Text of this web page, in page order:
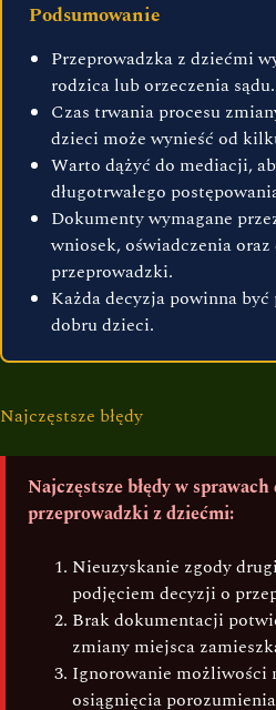
Podsumowanie
Przeprowadzka z dziećmi
rodzica lub orzeczenia sądu.
Czas trwania procesu
dzieci może wynieść od
Warto dążyć do mediacji,
długotrwałego
Dokumenty wymagane
wniosek, oświadczenia
przeprowadzki.
Każda decyzja powinna
dobru dzieci.
Najczęstsze błędy
Najczęstsze błędy w
przeprowadzki z dziećmi:
Nieuzyskanie zgody
podjęciem decyzji o
Brak dokumentacji
zmiany miejsca
Ignorowanie możliwości
osiągnięcia